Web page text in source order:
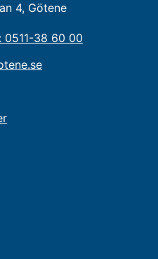
4, Götene
38 60 00